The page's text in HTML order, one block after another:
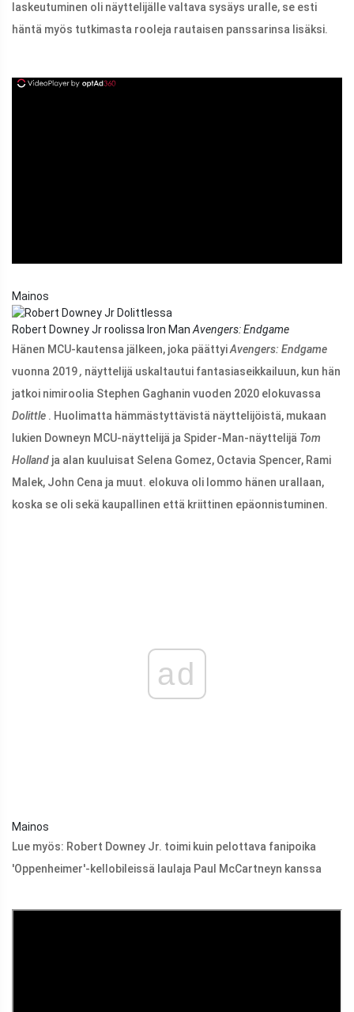
laskeutuminen oli näyttelijälle valtava sysäys uralle, se esti
häntä myös tutkimasta rooleja rautaisen panssarinsa lisäksi.
Mainos
Robert Downey Jr roolissa Iron Man Avengers: Endgame
Hänen MCU-kautensa jälkeen, joka päättyiAvengers: Endgame
vuonna 2019, näyttelijä uskaltautui fantasiaseikkailuun, kun hän
jatkoi nimiroolia Stephen Gaghanin vuoden 2020 elokuvassa
Dolittle . Huolimatta hämmästyttävistä näyttelijöistä, mukaan
lukien Downeyn MCU-näyttelijä ja Spider-Man-näyttelijä Tom
Holland ja alan kuuluisat Selena Gomez, Octavia Spencer, Rami
Malek, John Cena ja muut. elokuva oli lommo hänen urallaan,
koska se oli sekä kaupallinen että kriittinen epäonnistuminen.
ad
Mainos
Lue myös: Robert Downey Jr. toimi kuin pelottava fanipoika
'Oppenheimer'-kellobileissä laulaja Paul McCartneyn kanssa